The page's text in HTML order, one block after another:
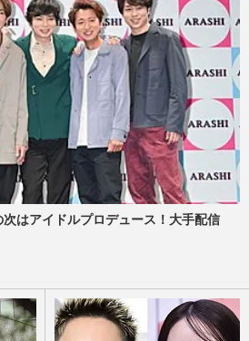
はアイドルプロデュース！大手配信